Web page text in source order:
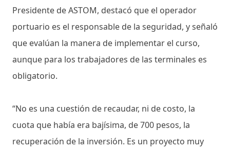
Presidente de ASTOM, destacó que el operador
portuario es el responsable de la seguridad, y señaló
que evalúan la manera de implementar el curso,
aunque para los trabajadores de las terminales es
obligatorio.
“No es una cuestión de recaudar, ni de costo, la
cuota que había era bajísima, de 700 pesos, la
recuperación de la inversión. Es un proyecto muy